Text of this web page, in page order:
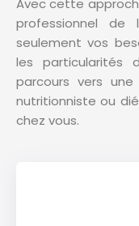
Avec cette
professionnel
seulement vos
les particularités
parcours vers
nutritionniste ou
chez vous.